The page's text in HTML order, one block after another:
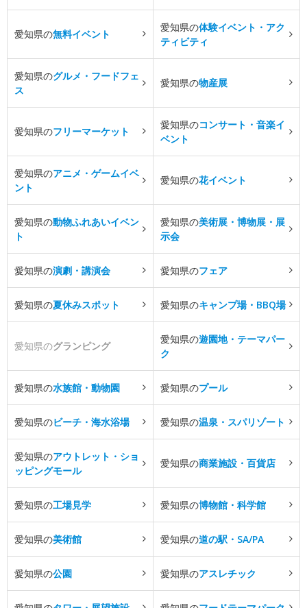
愛知県の無料イベント
愛知県の体験イベント・アク
ティビティ
愛知県のグルメ・フードフェ
ス
愛知県の物産展
愛知県のフリーマーケット
愛知県のコンサート・音楽イ
ベント
愛知県のアニメ・ゲームイベ
ント
愛知県の花イベント
愛知県の動物ふれあいイベン
ト
愛知県の美術展・博物展・展
示会
愛知県の演劇・講演会 愛知県のフェア
愛知県の夏休みスポット 愛知県のキャンプ場・BBQ場
愛知県のグランピング
愛知県の遊園地・テーマパー
ク
愛知県の水族館・動物園 愛知県のプール
愛知県のビーチ・海水浴場 愛知県の温泉・スパリゾート
愛知県のアウトレット・ショ
ッピングモール
愛知県の商業施設・百貨店
愛知県の工場見学 愛知県の博物館・科学館
愛知県の美術館 愛知県の道の駅・SA/PA
愛知県の公園 愛知県のアスレチック